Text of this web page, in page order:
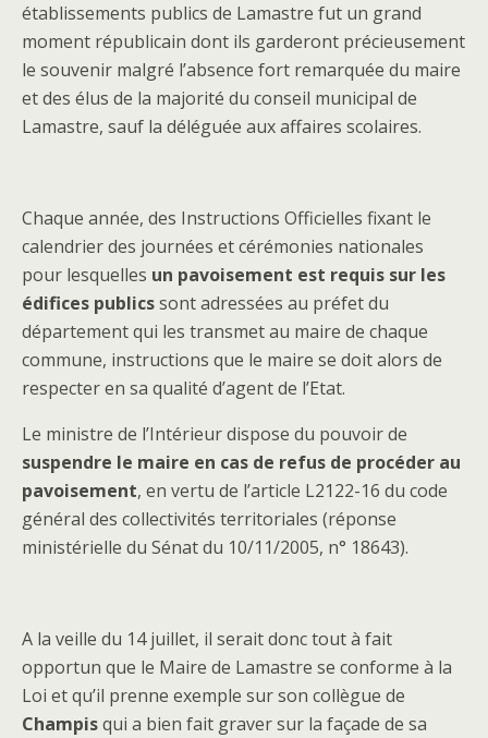
établissements publics de Lamastre fut un grand
moment républicain dont ils garderont précieusement
le souvenir malgré l’absence fort remarquée du maire
et des élus de la majorité du conseil municipal de
Lamastre, sauf la déléguée aux affaires scolaires.
Chaque année, des Instructions Officielles fixant le
calendrier des journées et cérémonies nationales
pour lesquelles un pavoisement est requis sur les
édifices publicssont adressées au préfet du
département qui les transmet au maire de chaque
commune, instructions que le maire se doit alors de
respecter en sa qualité d’agent de l’Etat.
Le ministre de l’Intérieur dispose du pouvoir de
suspendre le maire en cas de refus de procéder au
pavoisement, en vertu de l’article L2122-16 du code
général des collectivités territoriales (réponse
ministérielle du Sénat du 10/11/2005, n° 18643).
A la veille du 14 juillet, il serait donc tout à fait
opportun que le Maire de Lamastre se conforme à la
Loi et qu’il prenne exemple sur son collègue de
Champisqui a bien fait graver sur la façade de sa